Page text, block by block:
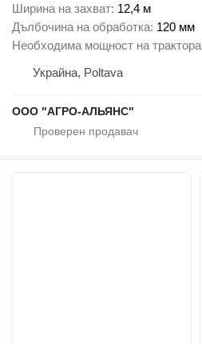
Ширина на захват 12,4 м
Дълбочина на обработка 120 мм
Необходима мощност на трактора
Украйна, Poltava
ООО "АГРО-АЛЬЯНС"